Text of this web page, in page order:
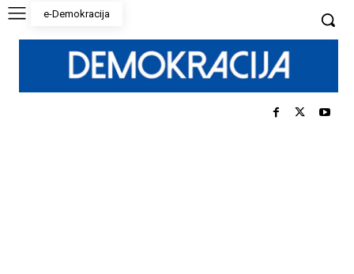
e-Demokracija